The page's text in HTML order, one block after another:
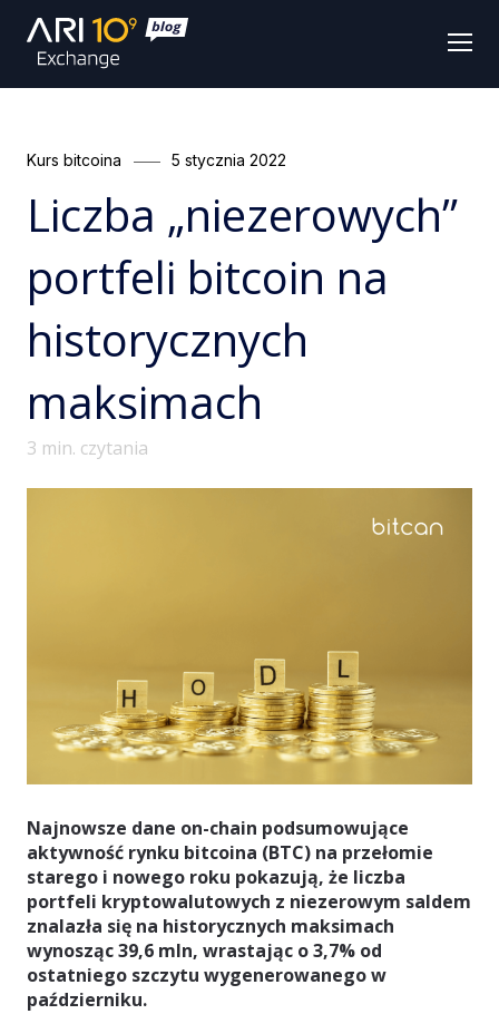
Categories
Kurs bitcoina
Posted
5 stycznia 2022
Liczba „niezerowych”
portfeli bitcoin na
historycznych
maksimach
3 min. czytania
Najnowsze dane on-chain podsumowujące
aktywność rynku bitcoina (BTC) na przełomie
starego i nowego roku pokazują, że liczba
portfeli kryptowalutowych z niezerowym saldem
znalazła się na historycznych maksimach
wynosząc 39,6 mln, wrastając o 3,7% od
ostatniego szczytu wygenerowanego w
październiku.